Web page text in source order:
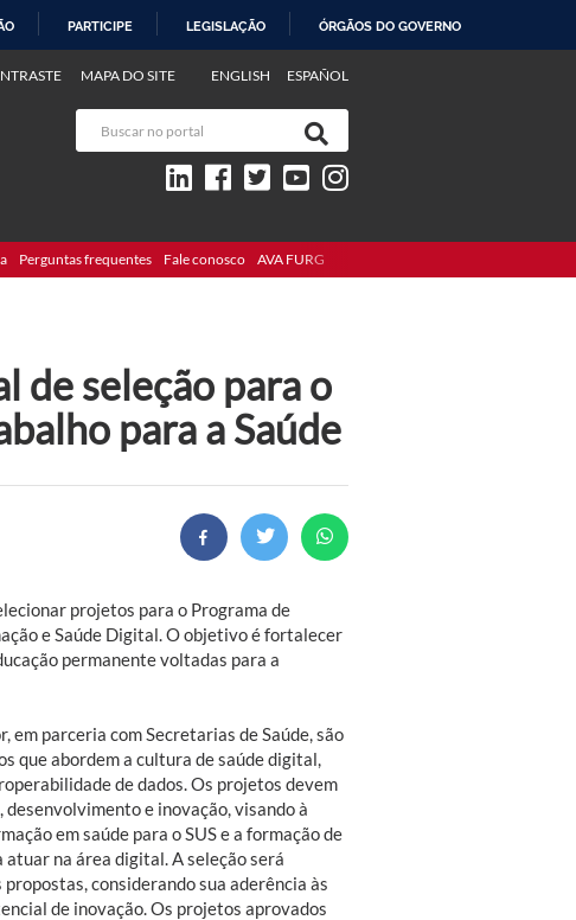
PARTICIPE LEGISLAÇÃO ÓRGÃOS DO GOVERNO
ENGLISH ESPAÑOL
MAPA DO SITE
Perguntas frequentes Fale conosco AVA FURG
de seleção para o
para a Saúde
projetos para o Programa de
e Saúde Digital. O objetivo é fortalecer
permanente voltadas para a
em parceria com Secretarias de Saúde, são
que abordem a cultura de saúde digital,
de dados. Os projetos devem
e inovação, visando à
em saúde para o SUS e a formação de
na área digital. A seleção será
considerando sua aderência às
de inovação. Os projetos aprovados